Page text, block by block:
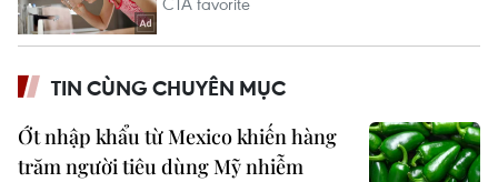
TIN CÙNG CHUYÊN MỤC
Ớt nhập khẩu từ Mexico khiến hàng
trăm người tiêu dùng Mỹ nhiễm